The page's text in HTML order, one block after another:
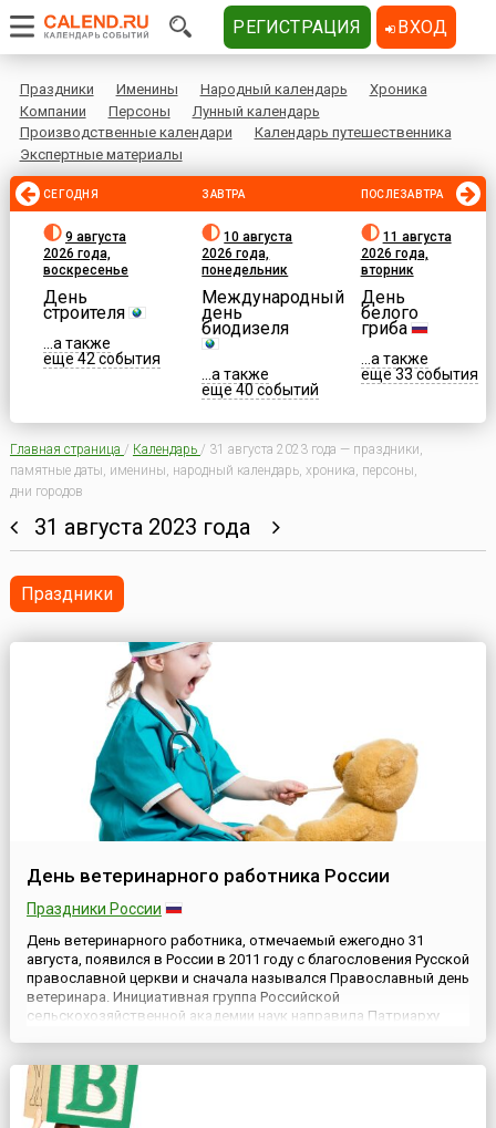
Праздники Именины Народный календарь
Хроника
Компании
Персоны
Лунный календарь
Производственные календари
Календарь путешественника
Экспертные материалы
СЕГОДНЯ
9 августа
2026 года,
воскресенье
День
строителя
...а также
еще 42 события
ЗАВТРА
10 августа
2026 года,
понедельник
Международный
день
биодизеля
...а также
еще 40 событий
ПОСЛЕЗАВТРА
11 августа
2026 года,
вторник
День
белого
гриба
...а также
еще 33 события
Главная страница / Календарь / 31 августа 2023 года — праздники,
памятные даты, именины, народный календарь, хроника, персоны,
дни городов
31 августа 2023 года
Праздники
День ветеринарного работника России
Праздники России
День ветеринарного работника, отмечаемый ежегодно 31
августа, появился в России в 2011 году с благословения Русской
православной церкви и сначала назывался Православный день
ветеринара. Инициативная группа Российской
сельскохозяйственной академии наук направила Патриарху
Флора и Лавра...
РЕГИСТРАЦИЯ ВХОД